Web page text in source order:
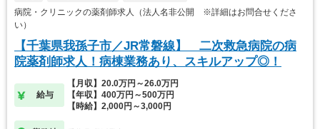
病院・クリニックの薬剤師求人（法人名非公開 ※詳細はお問合せくださ
い）
【千葉県我孫子市／JR常磐線】 二次救急病院の病
院薬剤師求人！病棟業務あり、スキルアップ◎！
給与
【月収】20.0万円～26.0万円
【年収】400万円～500万円
【時給】2,000円～3,000円